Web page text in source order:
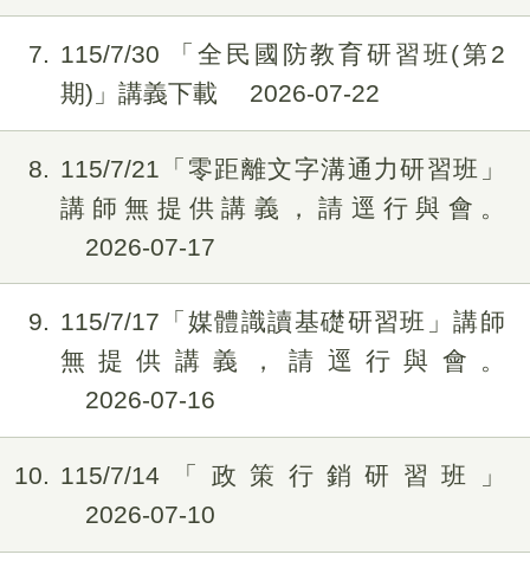
7
115/7/30 「全民國防教育研習班(第2
期)」講義下載
2026-07-22
8
115/7/21「零距離文字溝通力研習班」
講師無提供講義，請逕行與會。
2026-07-17
9
115/7/17「媒體識讀基礎研習班」講師
無提供講義，請逕行與會。
2026-07-16
10
115/7/14「政策行銷研習班」
2026-07-10